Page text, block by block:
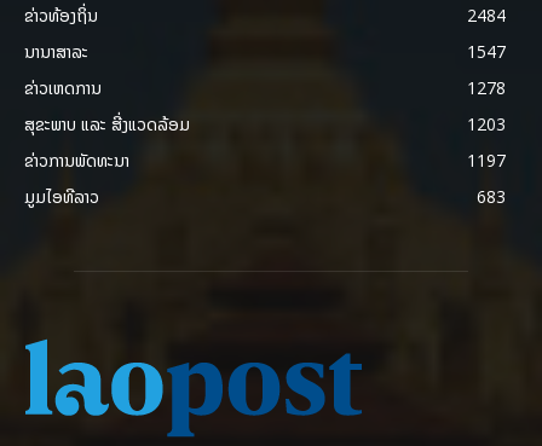
ຂ່າວທ້ອງຖິ່ນ
2484
ນານາສາລະ
1547
ຂ່າວເຫດການ
1278
ສຸຂະພາບ ແລະ ສີ່ງແວດລ້ອມ
1203
ຂ່າວການພັດທະນາ
1197
ມູມໄອທີລາວ
683